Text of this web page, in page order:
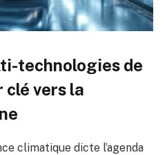
technologies de
clé vers la
climatique dicte l’agenda